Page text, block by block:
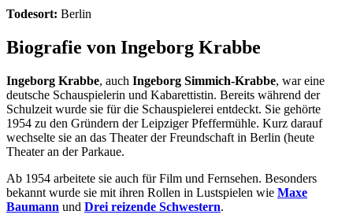
Todesort: Berlin
Biografie von Ingeborg Krabbe
Ingeborg Krabbe, auch Ingeborg Simmich-Krabbe, war eine
deutsche Schauspielerin und Kabarettistin. Bereits während der
Schulzeit wurde sie für die Schauspielerei entdeckt. Sie gehörte
1954 zu den Gründern der Leipziger Pfeffermühle. Kurz darauf
wechselte sie an das Theater der Freundschaft in Berlin (heute
Theater an der Parkaue.
Ab 1954 arbeitete sie auch für Film und Fernsehen. Besonders
bekannt wurde sie mit ihren Rollen in Lustspielen wie Maxe
Baumann und Drei reizende Schwestern.